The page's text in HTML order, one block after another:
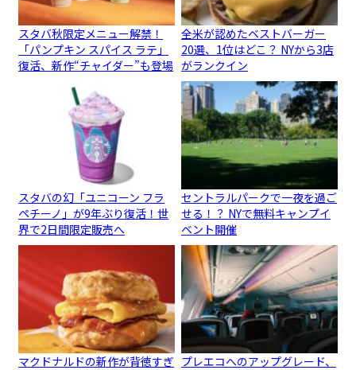
スタバ秋限定メニュー解禁！
「パンプキン スパイス ラテ」
復活、新作“チャイダー”も登場
全米が認めたベストバーガー
20選、1位はどこ？ NYから3店
がランクイン
スタバの幻「ユニコーン フラ
ペチーノ」が9年ぶり復活！世
界で2日間限定販売へ
セントラルパークで一夜を過ご
せる！？ NYで無料キャンプイ
ベント開催
マクドナルドの新作が背徳すぎ プレエコへのアップグレード、